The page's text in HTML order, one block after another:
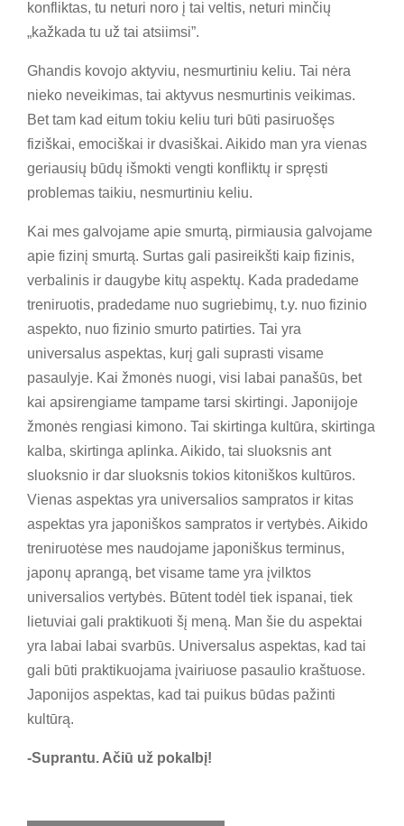
konfliktas, tu neturi noro į tai veltis, neturi minčių
„kažkada tu už tai atsiimsi”.
Ghandis kovojo aktyviu, nesmurtiniu keliu. Tai nėra
nieko neveikimas, tai aktyvus nesmurtinis veikimas.
Bet tam kad eitum tokiu keliu turi būti pasiruošęs
fiziškai, emociškai ir dvasiškai. Aikido man yra vienas
geriausių būdų išmokti vengti konfliktų ir spręsti
problemas taikiu, nesmurtiniu keliu.
Kai mes galvojame apie smurtą, pirmiausia galvojame
apie fizinį smurtą. Surtas gali pasireikšti kaip fizinis,
verbalinis ir daugybe kitų aspektų. Kada pradedame
treniruotis, pradedame nuo sugriebimų, t.y. nuo fizinio
aspekto, nuo fizinio smurto patirties. Tai yra
universalus aspektas, kurį gali suprasti visame
pasaulyje. Kai žmonės nuogi, visi labai panašūs, bet
kai apsirengiame tampame tarsi skirtingi. Japonijoje
žmonės rengiasi kimono. Tai skirtinga kultūra, skirtinga
kalba, skirtinga aplinka. Aikido, tai sluoksnis ant
sluoksnio ir dar sluoksnis tokios kitoniškos kultūros.
Vienas aspektas yra universalios sampratos ir kitas
aspektas yra japoniškos sampratos ir vertybės. Aikido
treniruotėse mes naudojame japoniškus terminus,
japonų aprangą, bet visame tame yra įvilktos
universalios vertybės. Būtent todėl tiek ispanai, tiek
lietuviai gali praktikuoti šį meną. Man šie du aspektai
yra labai labai svarbūs. Universalus aspektas, kad tai
gali būti praktikuojama įvairiuose pasaulio kraštuose.
Japonijos aspektas, kad tai puikus būdas pažinti
kultūrą.
-Suprantu. Ačiū už pokalbį!